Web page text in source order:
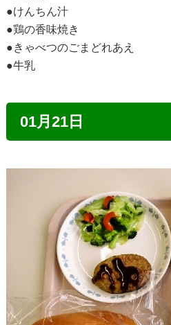
●けんちん汁
●鶏の香味焼き
●きゃべつのごまどれあえ
●牛乳
01月21日